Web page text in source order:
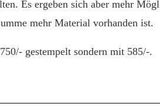
Es ergeben sich aber mehr
mehr Material vorhanden ist.
gestempelt sondern mit 585/-.